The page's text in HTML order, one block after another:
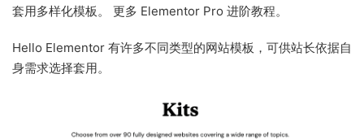
套用多样化模板。 更多 Elementor Pro 进阶教程。
Hello Elementor 有许多不同类型的网站模板，可供站长依据自
身需求选择套用。